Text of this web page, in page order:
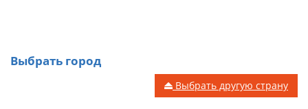
Выбрать город
Выбрать другую страну